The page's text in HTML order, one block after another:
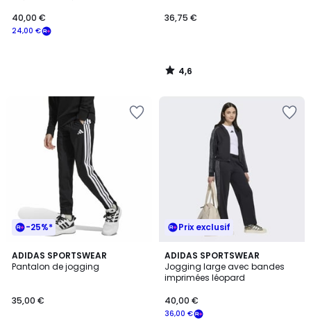
24,00 €
40,00 € 36,75 €
4,6
/
-25%*
ADIDAS SPORTSWEAR
Pantalon de jogging
35,00 €
4,8
/ 5
Prix exclusif
ADIDAS SPORTSWEAR
Jogging large avec bandes
imprimées léopard
36,00 €
40,00 €